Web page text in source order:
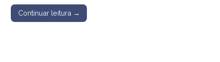
Continuar leitura →